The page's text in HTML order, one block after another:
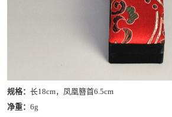
规格： 长18cm，凤凰簪首6.5cm
净重： 6g